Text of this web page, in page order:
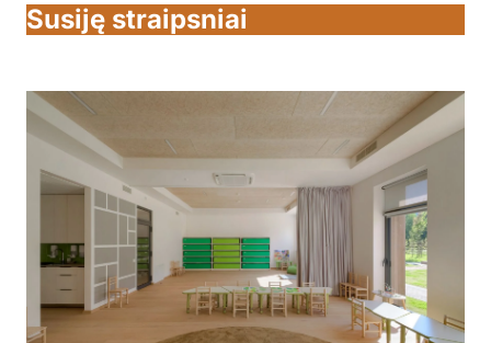
Susiję straipsniai